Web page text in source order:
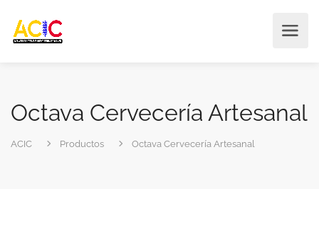
Octava Cervecería Artesanal
ACIC Productos Octava Cervecería Artesanal